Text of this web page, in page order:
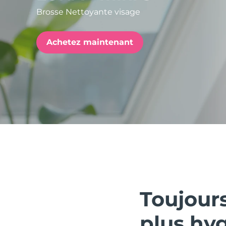
Brosse Nettoyante visage
Achetez maintenant
issa™ Teeth Whitening Set
POPULAIRE